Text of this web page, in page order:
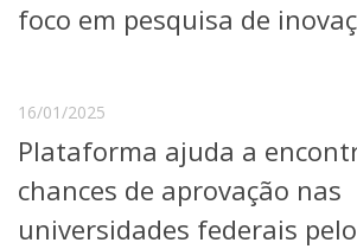
foco em pesquisa de
16/01/2025
Plataforma ajuda a
chances de aprovação nas
universidades federais